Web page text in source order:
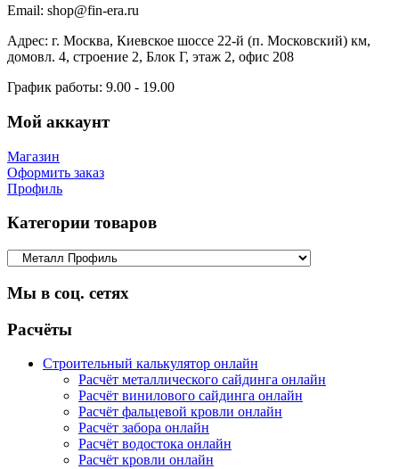
Email: shop@fin-era.ru
Адрес: г. Москва, Киевское шоссе 22-й (п. Московский) км,
домовл. 4, строение 2, Блок Г, этаж 2, офис 208
График работы: 9.00 - 19.00
Мой аккаунт
Магазин
Оформить заказ
Профиль
Категории товаров
Мы в соц. сетях
Facebook
Twitter
Google
Instagram
Расчёты
Строительный калькулятор онлайн
Расчёт металлического сайдинга онлайн
Расчёт винилового сайдинга онлайн
Расчёт фальцевой кровли онлайн
Расчёт забора онлайн
Расчёт водостока онлайн
Расчёт кровли онлайн